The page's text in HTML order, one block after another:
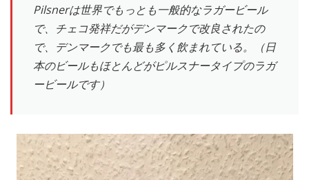
Pilsnerは世界でもっとも一般的なラガービール
で、チェコ発祥だがデンマークで改良されたの
で、デンマークでも最も多く飲まれている。（日
本のビールもほとんどがピルスナータイプのラガ
ービールです）